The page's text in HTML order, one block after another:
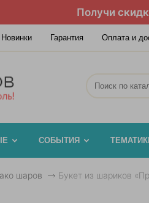
Получи
Новинки Гарантия Оплата и
СОБЫТИЯ
шаров Букет из шариков